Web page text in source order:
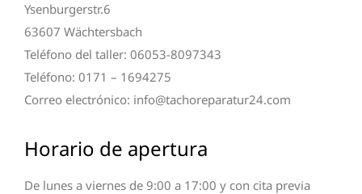
Ysenburgerstr.6
63607 Wächtersbach
Teléfono del taller: 06053-8097343
Teléfono: 0171 – 1694275
Correo electrónico: info@tachoreparatur24.com
Horario de apertura
De lunes a viernes de 9:00 a 17:00 y con cita previa